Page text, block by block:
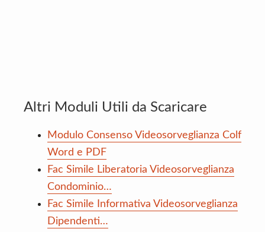
Altri Moduli Utili da Scaricare
Modulo Consenso Videosorveglianza Colf
Word e PDF
Fac Simile Liberatoria Videosorveglianza
Condominio…
Fac Simile Informativa Videosorveglianza
Dipendenti…